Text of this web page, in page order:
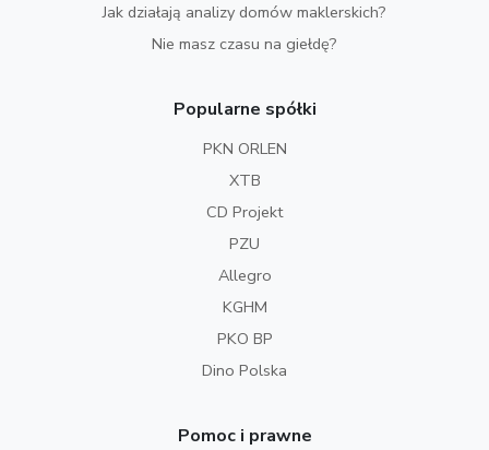
Jak działają analizy domów maklerskich?
Nie masz czasu na giełdę?
Popularne spółki
PKN ORLEN
XTB
CD Projekt
PZU
Allegro
KGHM
PKO BP
Dino Polska
Pomoc i prawne